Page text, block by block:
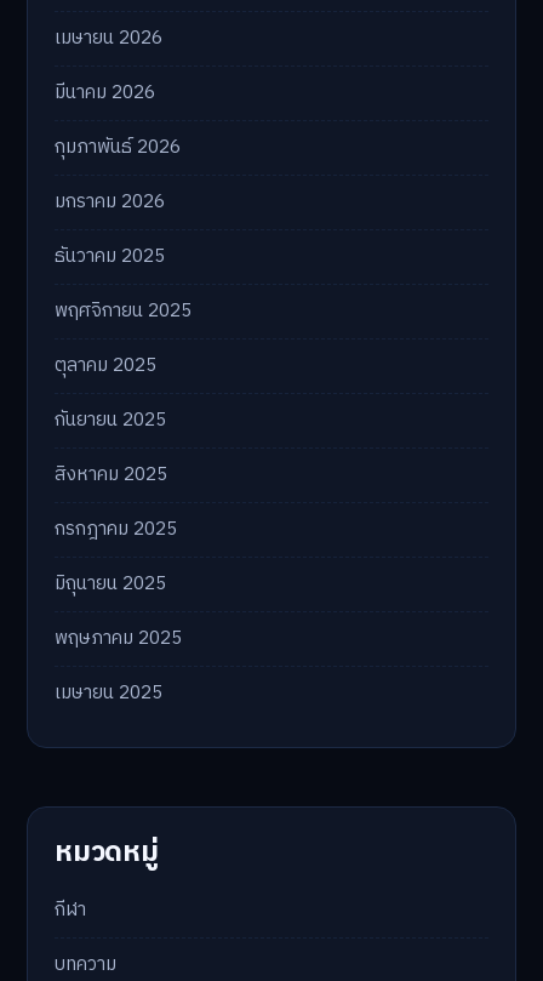
เมษายน 2026
มีนาคม 2026
กุมภาพันธ์ 2026
มกราคม 2026
ธันวาคม 2025
พฤศจิกายน 2025
ตุลาคม 2025
กันยายน 2025
สิงหาคม 2025
กรกฎาคม 2025
มิถุนายน 2025
พฤษภาคม 2025
เมษายน 2025
หมวดหมู่
กีฬา
บทความ